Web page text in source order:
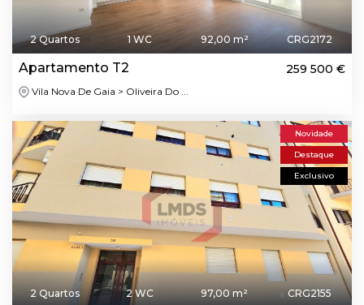
2 Quartos 1 WC 92,00 m² CRG2172
Apartamento T2 259 500 €
Vila Nova De Gaia > Oliveira Do ...
Novidade
Destaque
Exclusivo
2 Quartos 2 WC 97,00 m² CRG2155